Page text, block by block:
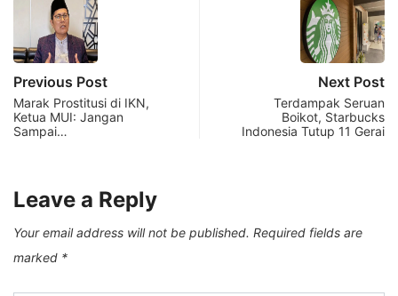
Previous Post
Marak Prostitusi di IKN,
Ketua MUI: Jangan
Sampai…
Next Post
Terdampak Seruan
Boikot, Starbucks
Indonesia Tutup 11 Gerai
Leave a Reply
Your email address will not be published. Required fields are
marked *